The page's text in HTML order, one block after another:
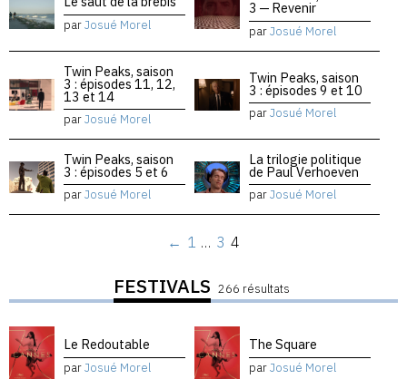
parJosué Morel
3 — Revenir
parJosué Morel
Twin Peaks, saison
3 : épisodes 11, 12,
13 et 14
parJosué Morel
Twin Peaks, saison
3 : épisodes 9 et 10
parJosué Morel
Twin Peaks, saison
3 : épisodes 5 et 6
parJosué Morel
La trilogie politique
de Paul Verhoeven
parJosué Morel
← 1 … 3 4
FESTIVALS 266 résultats
Le Redoutable
parJosué Morel
The Square
parJosué Morel